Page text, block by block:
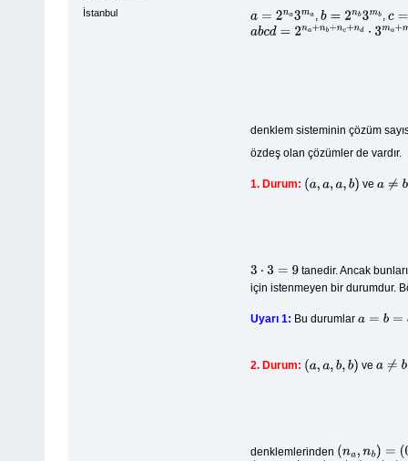
İstanbul
a=2n a3ma , b=2nb3mb , c=2
abcd=2n a+n b +n c+nd⋅3 ma+m b
denklem sisteminin çözüm
özdeş olan çözümler de vardır.
1. Durum: (a,a,a, b) vea≠b
3⋅ 3 =9
tanedir. Ancak
için istenmeyen bir durumdur.
Uyarı 1: Bu durumlar a=b= c>d
2. Durum: (a,a,b, b) ve a≠b
denklemlerinden (na,n b)=( 0,4 ), (